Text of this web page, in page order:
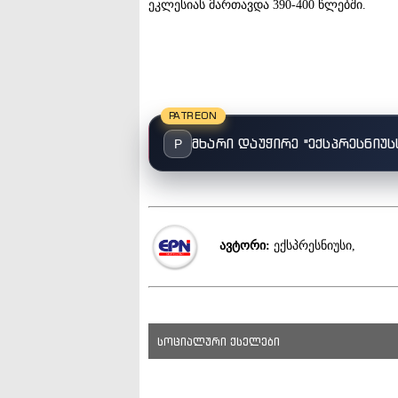
ეკლესიას მართავდა 390-400 წლებში.
PATREON
P მხარი დაუჭირე
ავტორი: ექსპრესნიუსი,
სოციალური ქსელები